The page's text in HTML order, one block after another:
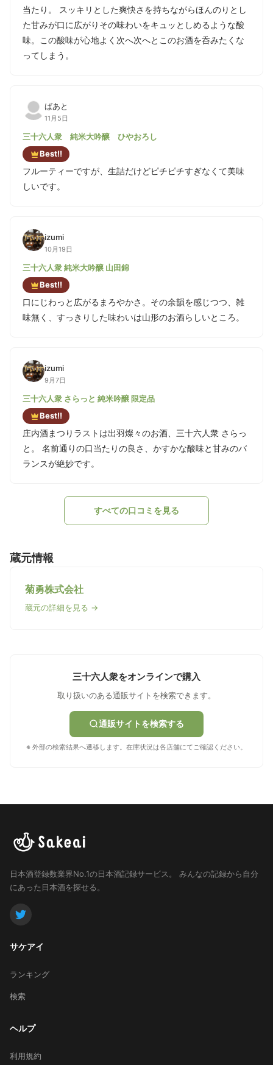
当たり。 スッキリとした爽快さを持ちながらほんのりとし
た甘みが口に広がりその味わいをキュッとしめるような酸
味。この酸味が心地よく次へ次へとこのお酒を呑みたくな
ってしまう。
ばあと
11月5日
三十六人衆 純米大吟醸 ひやおろし
Best!!
フルーティーですが、生詰だけどピチピチすぎなくて美味
しいです。
izumi
10月19日
三十六人衆 純米大吟醸 山田錦
Best!!
口にじわっと広がるまろやかさ。その余韻を感じつつ、雑
味無く、すっきりした味わいは山形のお酒らしいところ。
izumi
9月7日
三十六人衆 さらっと 純米吟醸 限定品
Best!!
庄内酒まつりラストは出羽燦々のお酒、三十六人衆 さらっ
と。 名前通りの口当たりの良さ、かすかな酸味と甘みのバ
ランスが絶妙です。
すべての口コミを見る
蔵元情報
菊勇株式会社
蔵元の詳細を見る →
三十六人衆をオンラインで購入
取り扱いのある通販サイトを検索できます。
通販サイトを検索する
※ 外部の検索結果へ遷移します。在庫状況は各店舗にてご確認ください。
日本酒登録数業界No.1の日本酒記録サービス。
みんなの記録から自分
にあった日本酒を探せる。
サケアイ
ランキング
検索
ヘルプ
利用規約